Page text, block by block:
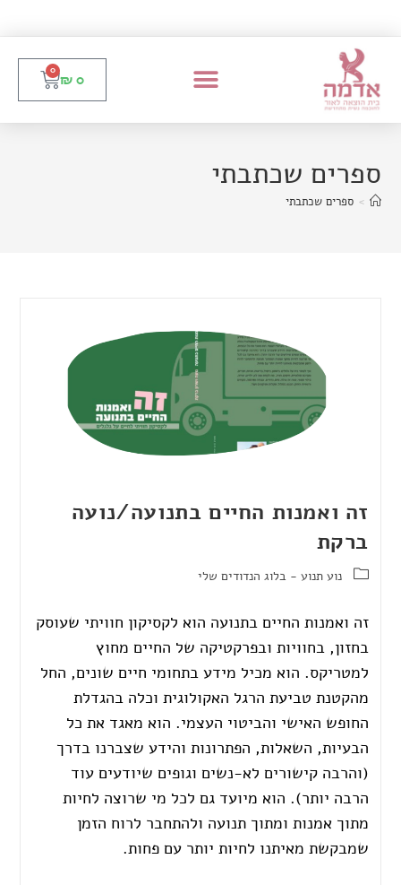
₪ 0
0
ספרים שכתבתי
> ספרים שכתבתי
זה ואמנות החיים בתנועה/נועה
ברקת
נוע תנוע - בלוג הנדודים שלי
זה ואמנות החיים בתנועה הוא לקסיקון חוויתי שעוסק
בחזון, בחוויות ובפרקטיקה של החיים מחוץ
למטריקס. הוא מכיל מידע בתחומי חיים שונים, החל
מהקטנת טביעת הרגל האקולוגית וכלה בהגדלת
החופש האישי והביטוי העצמי. הוא מאגד את כל
הבעיות, השאלות, הפתרונות והידע שצברנו בדרך
(והרבה קישורים לא-נשים וגופים שיודעים עוד
הרבה יותר). הוא מיועד גם לכל מי שרוצה לחיות
מתוך אמנות ומתוך תנועה ולהתחבר לרוח הזמן
שמבקשת מאיתנו לחיות יותר עם פחות.